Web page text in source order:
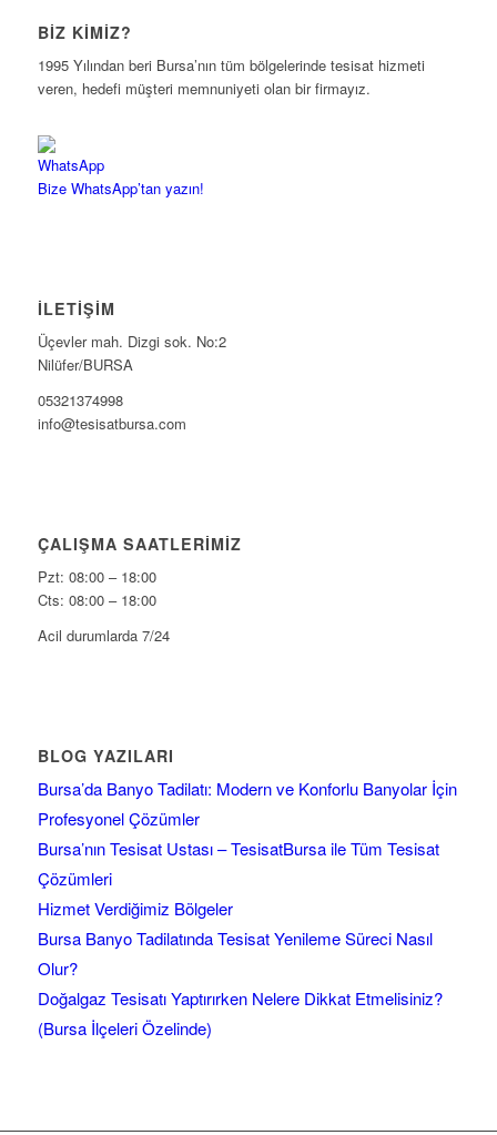
BIZ KIMIZ?
1995 Yılından beri Bursa’nın tüm bölgelerinde tesisat hizmeti
veren, hedefi müşteri memnuniyeti olan bir firmayız.
Bize WhatsApp’tan yazın!
İLETİŞİM
Üçevler mah. Dizgi sok. No:2
Nilüfer/BURSA
05321374998
info@tesisatbursa.com
ÇALIŞMA SAATLERIMIZ
Pzt: 08:00 – 18:00
Cts: 08:00 – 18:00
Acil durumlarda 7/24
BLOG YAZILARI
Bursa’da Banyo Tadilatı: Modern ve Konforlu Banyolar İçin
Profesyonel Çözümler
Bursa’nın Tesisat Ustası – TesisatBursa ile Tüm Tesisat
Çözümleri
Hizmet Verdiğimiz Bölgeler
Bursa Banyo Tadilatında Tesisat Yenileme Süreci Nasıl
Olur?
Doğalgaz Tesisatı Yaptırırken Nelere Dikkat Etmelisiniz?
(Bursa İlçeleri Özelinde)